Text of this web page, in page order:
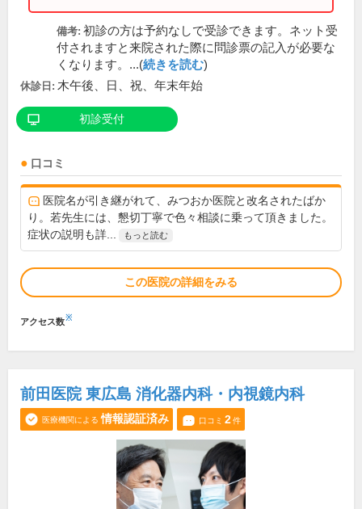
備考: 初診の方は予約なしで受診できます。ネット受
付されますと来院された際に問診票の記入が必要な
くなります。...(続きを読む)
休診日: 木午後、日、祝、年末年始
初診受付
口コミ
医院名が引き継がれて、みつおか医院と改名されたばか
り。若先生には、懇切丁寧で色々相談に乗って頂きました。
症状の説明も詳...
もっと読む
この医院の詳細をみる
アクセス数※
前田医院 東広島 消化器内科・内視鏡内科
医療機関による 情報認証済み 口コミ 2件